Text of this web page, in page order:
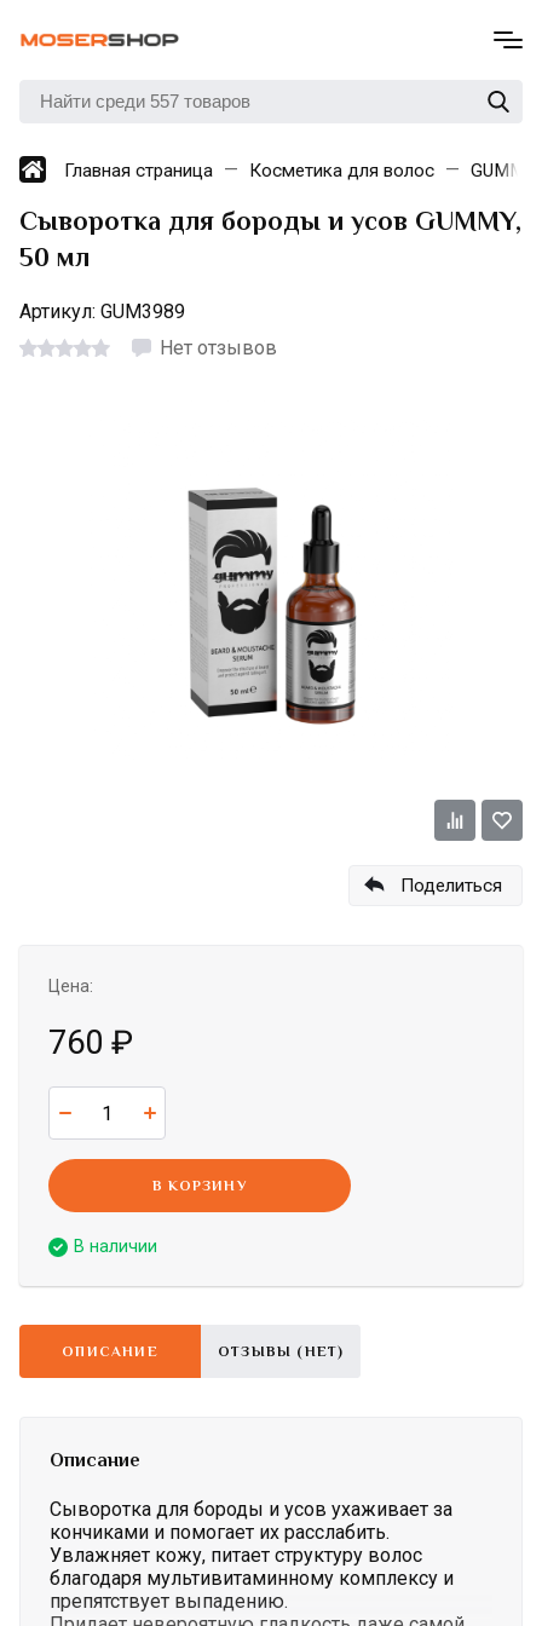
Главная страница Косметика для волос GUMMY
Сыворотка для бороды и усов GUMMY,
50 мл
Артикул: GUM3989
Нет отзывов
Поделиться
Цена:
760 ₽
В КОРЗИНУ
В наличии
ОПИСАНИЕ ОТЗЫВЫ (НЕТ)
Описание
Сыворотка для бороды и усов ухаживает за
кончиками и помогает их расслабить.
Увлажняет кожу, питает структуру волос
благодаря мультивитаминному комплексу и
препятствует выпадению.